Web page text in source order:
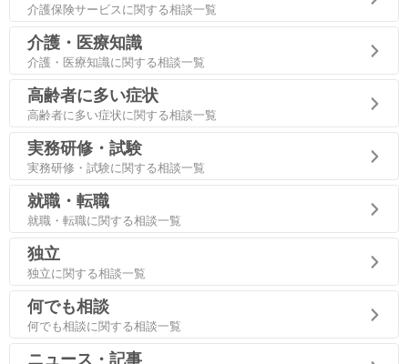
介護保険サービスに関する相談一覧
介護・医療知識
介護・医療知識に関する相談一覧
高齢者に多い症状
高齢者に多い症状に関する相談一覧
実務研修・試験
実務研修・試験に関する相談一覧
就職・転職
就職・転職に関する相談一覧
独立
独立に関する相談一覧
何でも相談
何でも相談に関する相談一覧
ニュース・記事